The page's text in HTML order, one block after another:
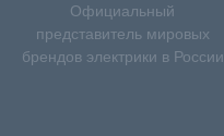
Официальный
представитель мировых
брендов электрики в России